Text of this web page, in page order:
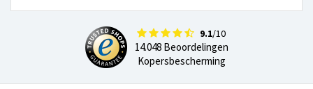
9.1/10
14.048 Beoordelingen
Kopersbescherming